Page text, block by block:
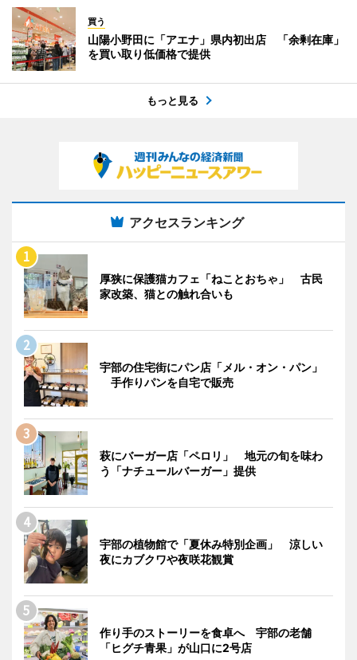
買う
山陽小野田に「アエナ」県内初出店 「余剰在庫」
を買い取り低価格で提供
もっと見る
アクセスランキング
厚狭に保護猫カフェ「ねことおちゃ」 古民
家改築、猫との触れ合いも
宇部の住宅街にパン店「メル・オン・パン」
手作りパンを自宅で販売
萩にバーガー店「ペロリ」 地元の旬を味わ
う「ナチュールバーガー」提供
宇部の植物館で「夏休み特別企画」 涼しい
夜にカブクワや夜咲花観賞
作り手のストーリーを食卓へ 宇部の老舗
「ヒグチ青果」が山口に2号店